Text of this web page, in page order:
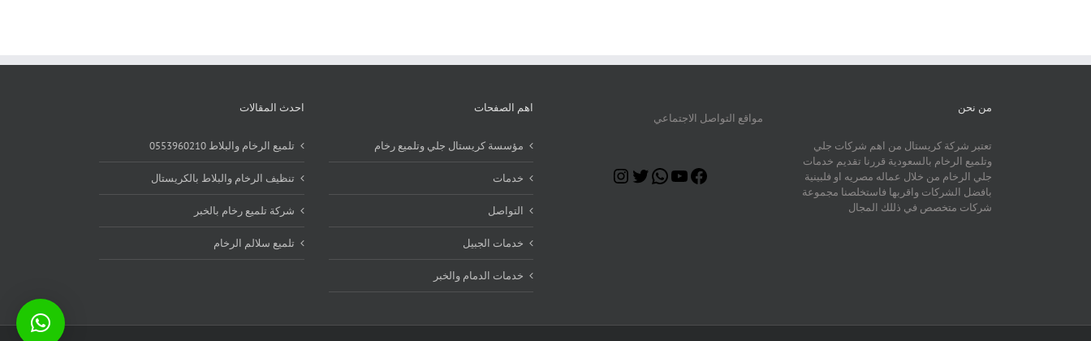
من نحن
تعتبر شركة كريستال من اهم شركات جلي
وتلميع الرخام بالسعودية قررنا تقديم خدمات
جلي الرخام من خلال عماله مصريه او فلبينية
بافضل الشركات واقربها فاستخلصنا مجموعة
شركات متخصص في ذللك المجال
مواقع التواصل الاجتماعي
Facebook
YouTube
WhatsApp
Twitter
اهم الصفحات
مؤسسة كريستال جلي وتلميع رخام
خدمات
التواصل
خدمات الجبيل
خدمات الدمام والخبر
احدث المقالات
تلميع الرخام والبلاط 0553960210
تنظيف الرخام والبلاط بالكريستال
شركة تلميع رخام بالخبر
تلميع سلالم الرخام